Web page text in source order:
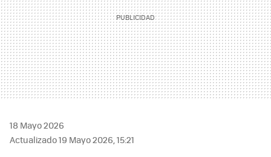
18 Mayo 2026
Actualizado 19 Mayo 2026, 15:21